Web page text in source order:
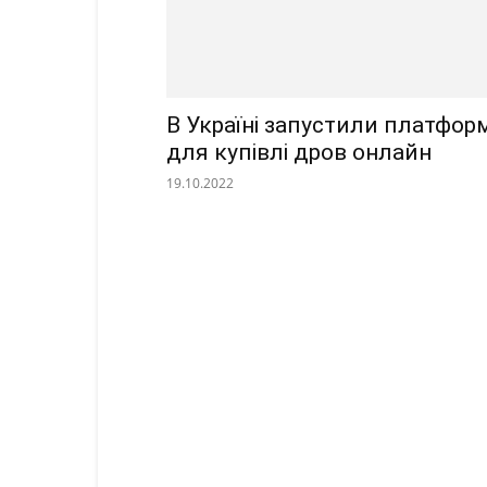
В Україні запустили
для купівлі дров онлайн
19.10.2022